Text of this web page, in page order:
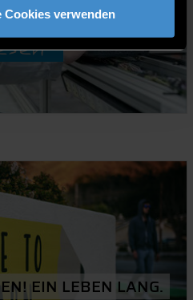
Cookies verwenden
EIN LEBEN LANG.